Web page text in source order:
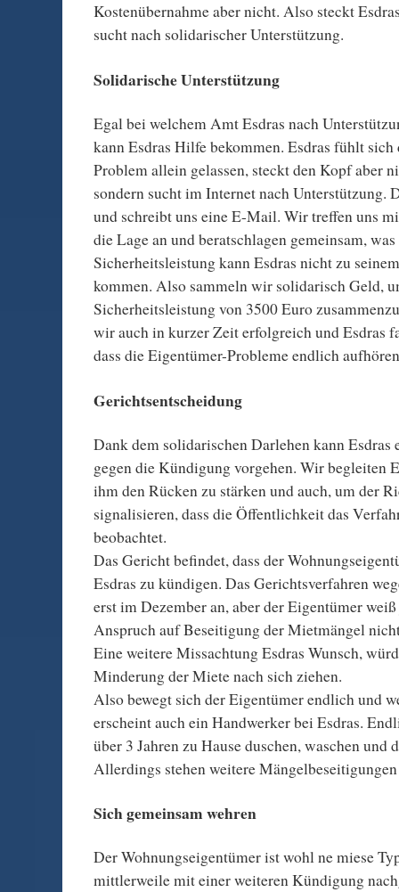
Kostenübernahme aber nicht. Also steckt
sucht nach solidarischer Unterstützung.
Solidarische Unterstützung
Egal bei welchem Amt Esdras nach
kann Esdras Hilfe bekommen. Esdras fühlt
Problem allein gelassen, steckt den Kopf aber
sondern sucht im Internet nach Unterstützung.
und schreibt uns eine E-Mail. Wir treffen uns
die Lage an und beratschlagen gemeinsam,
Sicherheitsleistung kann Esdras nicht zu
kommen. Also sammeln wir solidarisch Geld,
Sicherheitsleistung von 3500 Euro
wir auch in kurzer Zeit erfolgreich und Esdras
dass die Eigentümer-Probleme endlich
Gerichtsentscheidung
Dank dem solidarischen Darlehen kann
gegen die Kündigung vorgehen. Wir begleiten
ihm den Rücken zu stärken und auch, um der
signalisieren, dass die Öffentlichkeit das
beobachtet.
Das Gericht befindet, dass der
Esdras zu kündigen. Das Gerichtsverfahren
erst im Dezember an, aber der Eigentümer
Anspruch auf Beseitigung der Mietmängel
Eine weitere Missachtung Esdras Wunsch,
Minderung der Miete nach sich ziehen.
Also bewegt sich der Eigentümer endlich und
erscheint auch ein Handwerker bei Esdras.
über 3 Jahren zu Hause duschen, waschen und
Allerdings stehen weitere
Sich gemeinsam wehren
Der Wohnungseigentümer ist wohl ne miese
mittlerweile mit einer weiteren Kündigung